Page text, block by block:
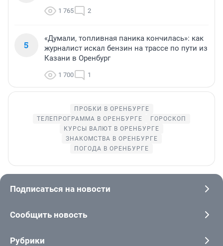
1 765 2
5
«Думали, топливная паника кончилась»: как
журналист искал бензин на трассе по пути из
Казани в Оренбург
1 700 1
ПРОБКИ В ОРЕНБУРГЕ
ТЕЛЕПРОГРАММА В ОРЕНБУРГЕ
ГОРОСКОП
КУРСЫ ВАЛЮТ В ОРЕНБУРГЕ
ЗНАКОМСТВА В ОРЕНБУРГЕ
ПОГОДА В ОРЕНБУРГЕ
Подписаться на новости
Сообщить новость
Рубрики